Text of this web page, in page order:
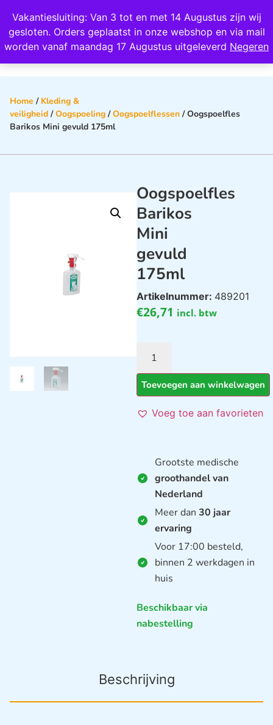
Vakantiesluiting: Van 3 tot en met 14 Augustus zijn wij
gesloten. Orders geplaatst in onze webshop en via mail
worden vanaf maandag 17 Augustus uitgeleverd Negeren
Wij scoren een 4,8 op Google
Home / Kleding &
veiligheid /Oogspoeling /Oogspoelflessen / Oogspoelfles
Barikos Mini gevuld 175ml
Oogspoelfles
Barikos
Mini
gevuld
175ml
Artikelnummer: 489201
€26,71 incl. btw
Toevoegen aan winkelwagen
Voeg toe aan favorieten
Grootste medische
groothandel van
Nederland
Meer dan 30 jaar
ervaring
Voor 17:00 besteld,
binnen 2 werkdagen in
huis
Beschikbaar via
nabestelling
Beschrijving